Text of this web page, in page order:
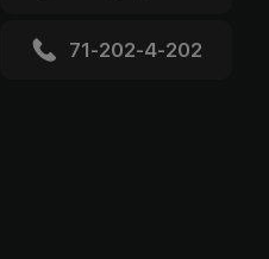
71-202-4-202